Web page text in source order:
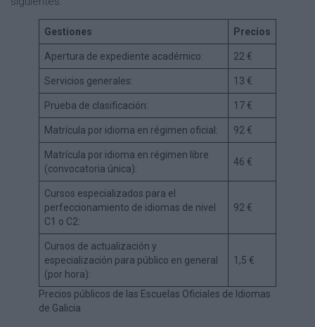
Gestiones Precios
Apertura de expediente académico: 22 €
Servicios generales: 13 €
Prueba de clasificación: 17 €
Matrícula por idioma en régimen oficial: 92 €
Matrícula por idioma en régimen libre
(convocatoria única):
46 €
Cursos especializados para el
perfeccionamiento de idiomas de nivel
C1 o C2:
92 €
Cursos de actualización y
especialización para público en general
(por hora):
1,5 €
Precios públicos de las Escuelas Oficiales de Idiomas
de Galicia